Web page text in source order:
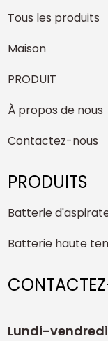
Tous les produits
Maison
PRODUIT
À propos de nous
Contactez-nous
PRODUITS
Batterie
Batterie haute
Lundi-